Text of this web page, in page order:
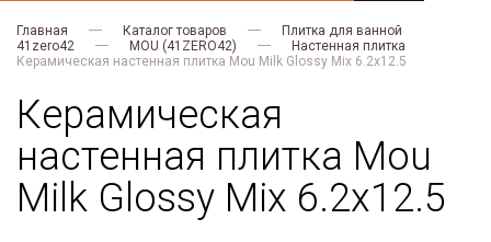
Главная Каталог товаров
Плитка для ванной
41zero42
MOU (41ZERO42)
Настенная плитка
Керамическая настенная плитка Mou Milk Glossy Mix 6.2x12.5
Керамическая
настенная плитка Mou
Milk Glossy Mix 6.2x12.5